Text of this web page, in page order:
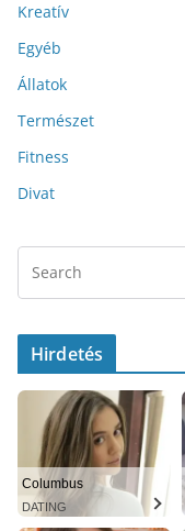
Kreatív
Egyéb
Állatok
Természet
Fitness
Divat
Hirdetés
Columbus
DATING